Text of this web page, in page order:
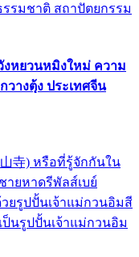
รมชาติ สถาปัตยกรรม
งหยวนหมิงใหม่ ความ
างตุ้ง ประเทศจีน
山寺) หรือที่รู้จักกันใน
ยหาดรีพัลส์เบย์
วยรูปปั้นเจ้าแม่กวนอิมสี
ป็นรูปปั้นเจ้าแม่กวนอิม